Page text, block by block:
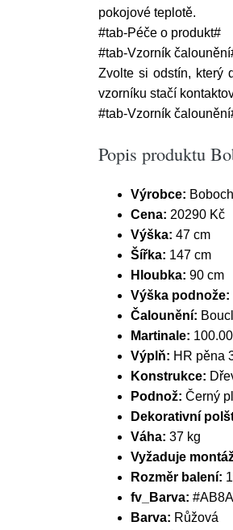
pokojové teplotě.
#tab-Péče o produkt#
#tab-Vzorník
Zvolte si odstín, který
vzorníku stačí
#tab-Vzorník
Popis produktu
Výrobce:
Cena: 20290 Kč
Výška: 47 cm
Šířka: 147 cm
Hloubka: 90 cm
Výška podnože:
Čalounění:
Martinale:
Výplň: HR pěna
Konstrukce:
Podnož: Černý
Dekorativní
Váha: 37 kg
Vyžaduje
Rozměr balení:
fv_Barva:
Barva: Růžová